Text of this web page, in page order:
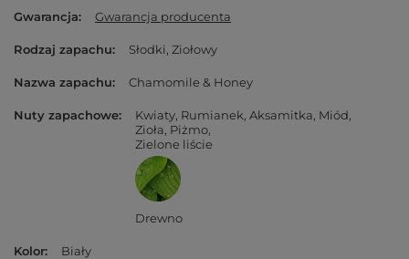
Gwarancja Gwarancja producenta
Rodzaj zapachu Słodki Ziołowy
Nazwa zapachu Chamomile & Honey
Nuty zapachowe Kwiaty Rumianek Aksamitka Miód
Zioła Piżmo
Zielone liście
Drewno
Kolor Biały